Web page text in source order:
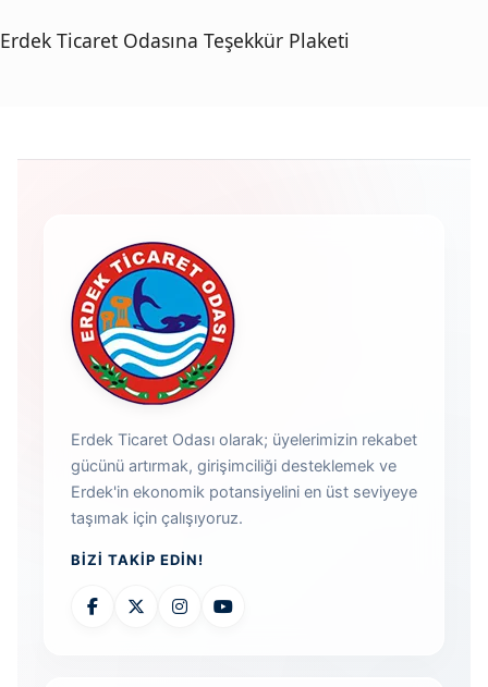
Erdek Ticaret Odasına Teşekkür Plaketi
Erdek Ticaret Odası olarak; üyelerimizin rekabet
gücünü artırmak, girişimciliği desteklemek ve
Erdek'in ekonomik potansiyelini en üst seviyeye
taşımak için çalışıyoruz.
BIZI TAKIP EDIN!